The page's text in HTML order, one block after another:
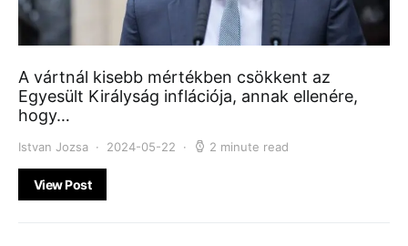
A vártnál kisebb mértékben csökkent az
Egyesült Királyság inflációja, annak ellenére,
hogy…
Istvan Jozsa 2024-05-22 2 minute read
View Post